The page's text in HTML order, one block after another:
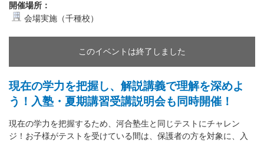
開催場所：
会場実施（千種校）
このイベントは終了しました
現在の学力を把握し、解説講義で理解を深めよ
う！入塾・夏期講習受講説明会も同時開催！
現在の学力を把握するため、河合塾生と同じテストにチャレン
ジ！お子様がテストを受けている間は、保護者の方を対象に、入